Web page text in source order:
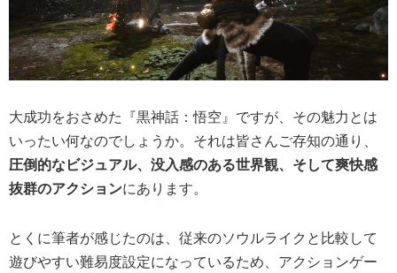
大成功をおさめた『黒神話：悟空』ですが、その魅力とは
いったい何なのでしょうか。それは皆さんご存知の通り、
圧倒的なビジュアル、没入感のある世界観、そして爽快感
抜群のアクションにあります。
とくに筆者が感じたのは、従来のソウルライクと比較して
遊びやすい難易度設定になっているため、アクションゲー